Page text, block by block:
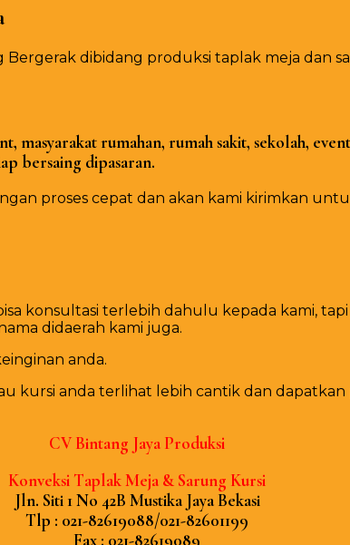
Bergerak dibidang produksi taplak meja
masyarakat rumahan, rumah sakit, sekolah,
bersaing dipasaran.
proses cepat dan akan kami kirimkan
konsultasi terlebih dahulu kepada kami,
didaerah kami juga.
anda.
kursi anda terlihat lebih cantik dan
CV Bіntаng Jауа Produksi
Konveksi Tарlаk Mеја & Sarung Kursi
Jln. Sіtі 1 Nо 42B Muѕtіkа Jауа Bеkаѕі
Tlр : 021-82619088/021-82601199
Fаx : 021-82619089